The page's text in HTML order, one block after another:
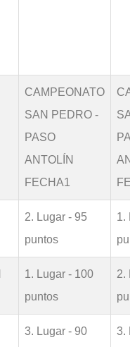
CAMPEONATO
SAN PEDRO -
PASO
ANTOLÍN
FECHA1
2. Lugar - 95
puntos
1.
1. Lugar - 100
puntos
2.
3. Lugar - 90
3.